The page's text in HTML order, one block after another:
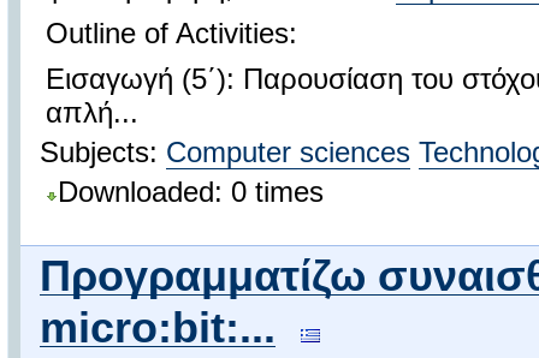
Outline of Activities:
Εισαγωγή (5΄): Παρουσίαση του
απλή...
Subjects: Computer sciences
Downloaded: 0 times
Προγραμματίζω
micro:bit:...